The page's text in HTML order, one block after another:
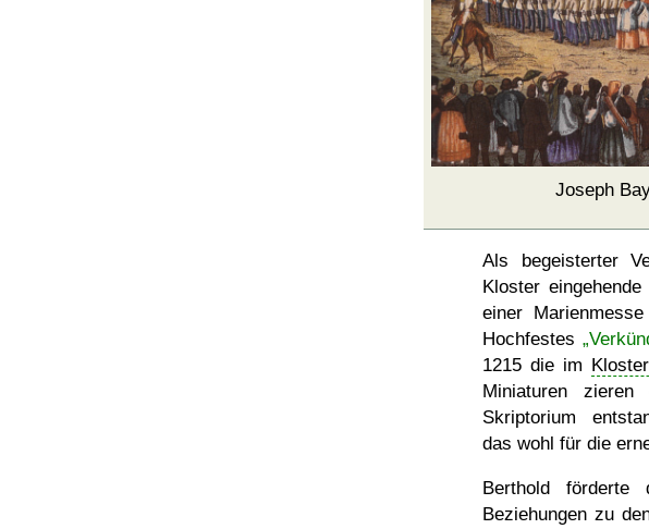
Joseph
Als begeisterter
Kloster
einer
Hochfestes
1215 die im
Miniaturen
Skriptorium
das wohl für die
Berthold förderte
Beziehungen zu